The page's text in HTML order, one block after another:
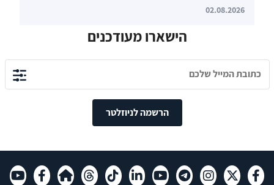
02.08.2026
הישארו מעודכנים
הרשמה לניוזלטר